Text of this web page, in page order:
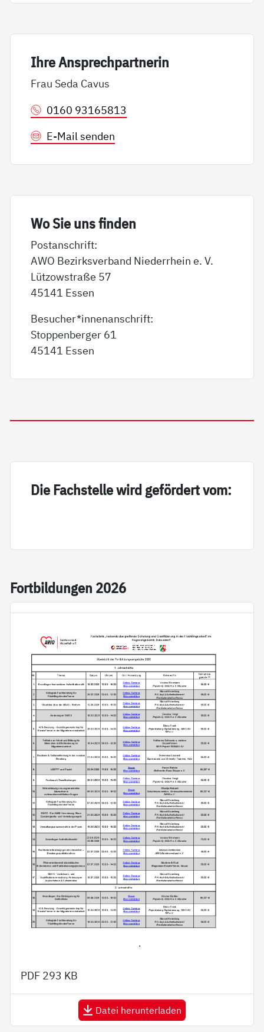
Ih­re An­sp­rech­part­ne­rin
Frau Seda Cavus
0160 93165813
E-Mail senden
Wo Sie uns fin­den
Postanschrift:
AWO Bezirksverband Niederrhein e. V.
Lützowstraße 57
45141 Essen
Besucher*innenanschrift:
Stoppenberger 61
45141 Essen
Die Fach­s­tel­le wird ge­för­dert vom:
Fort­bil­dun­gen 2026
PDF 293 KB
Datei herunterladen